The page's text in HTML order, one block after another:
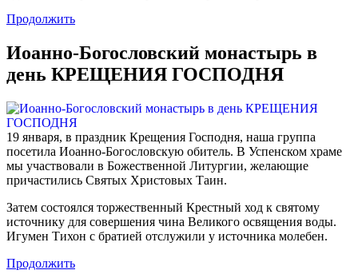
Продолжить
Иоанно-Богословский монастырь в
день КРЕЩЕНИЯ ГОСПОДНЯ
19 января, в праздник Крещения Господня, наша группа
посетила Иоанно-Богословскую обитель. В Успенском храме
мы участвовали в Божественной Литургии, желающие
причастились Святых Христовых Таин.
Затем состоялся торжественный Крестный ход к святому
источнику для совершения чина Великого освящения воды.
Игумен Тихон с братией отслужили у источника молебен.
Продолжить